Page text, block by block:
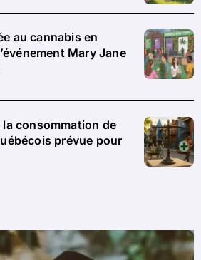
au cannabis en
Mary Jane
consommation de
prévue pour